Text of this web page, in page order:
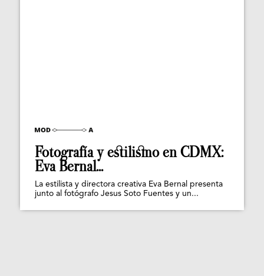
Fotografía y estilismo en CDMX:
Eva Bernal...
La estilista y directora creativa Eva Bernal presenta
junto al fotógrafo Jesus Soto Fuentes y un...